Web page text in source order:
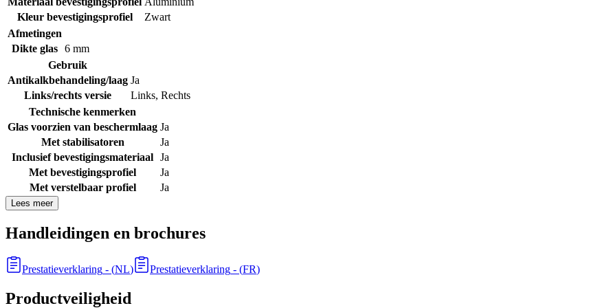
Kleur bevestigingsprofiel
Zwart
Afmetingen
Dikte glas 6 mm
Gebruik
Antikalkbehandeling/laag Ja
Links/rechts versie
Links, Rechts
Technische kenmerken
Glas voorzien van beschermlaag Ja
Met stabilisatoren
Ja
Inclusief bevestigingsmateriaal Ja
Met bevestigingsprofiel
Ja
Met verstelbaar profiel
Ja
Lees meer
Handleidingen en brochures
Prestatieverklaring - (NL) Prestatieverklaring - (FR)
Productveiligheid